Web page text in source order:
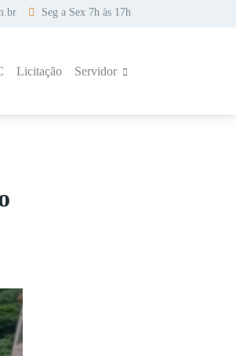
Seg a Sex 7h às 17h
Licitação Servidor